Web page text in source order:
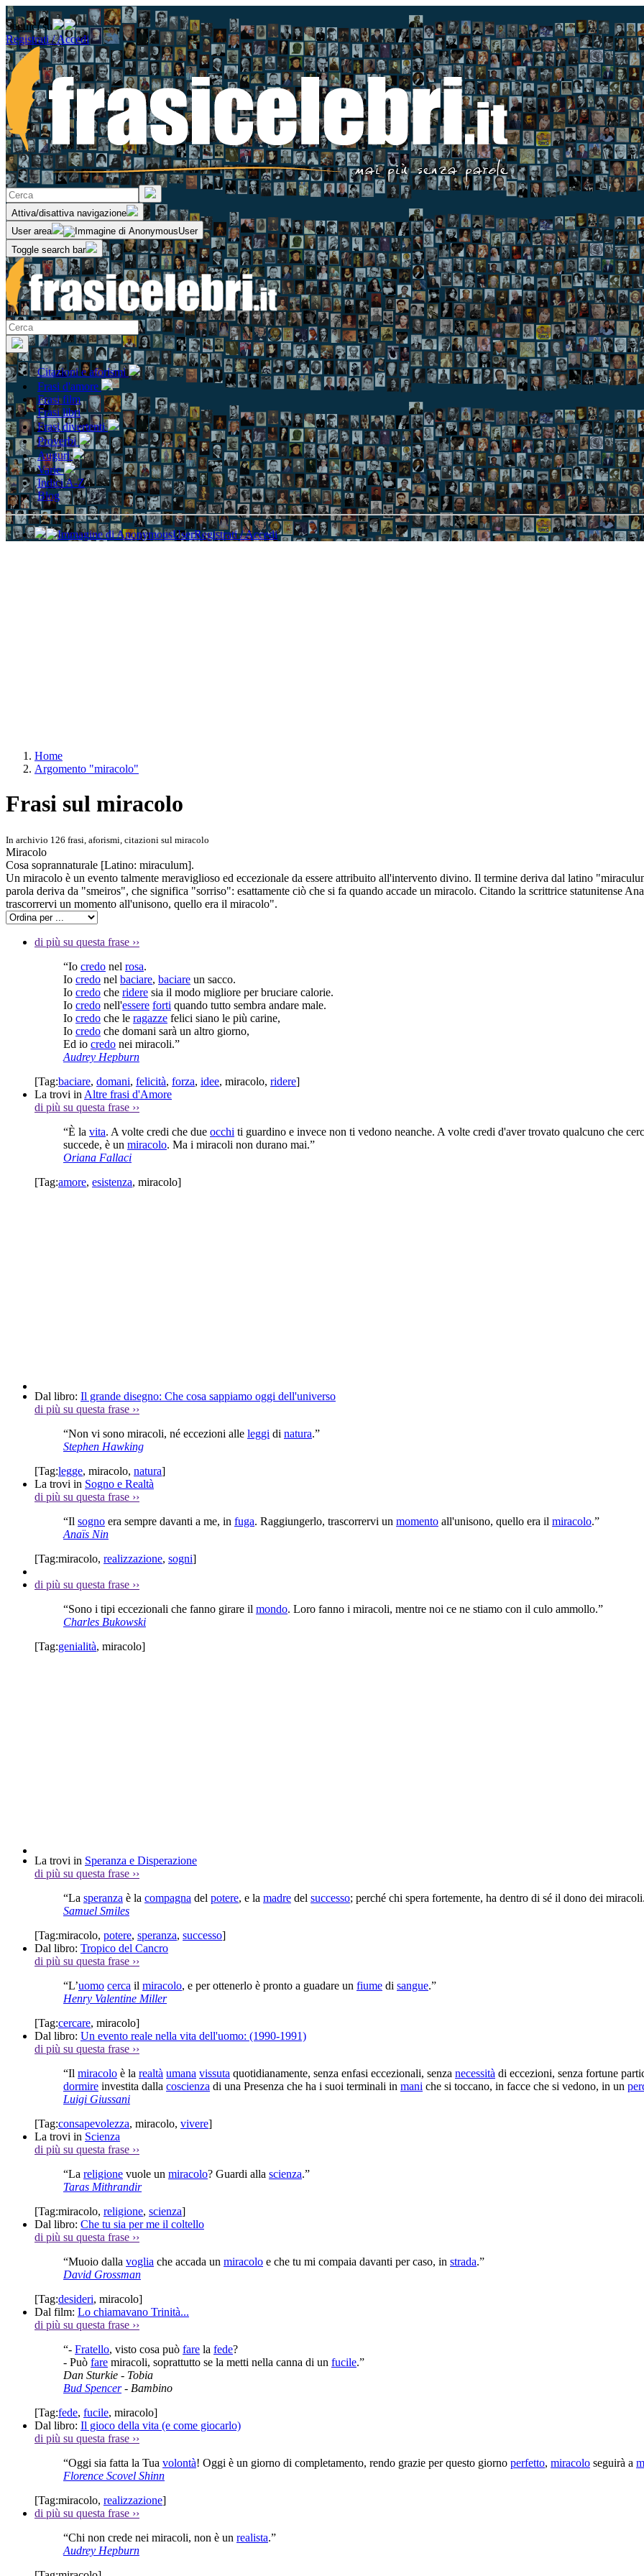
Seguici su
Registrati / Accedi
Attiva/disattiva navigazione
User area
Toggle search bar
Citazioni e aforismi
Frasi d'amore
Frasi film
Frasi libri
Frasi divertenti
Proverbi
Auguri
Varie
Indici A-Z
Blog
Registrati / Accedi
Home
Argomento "miracolo"
Frasi sul miracolo
In archivio 126 frasi, aforismi, citazioni sul miracolo
Miracolo
Cosa soprannaturale [Latino: miraculum].
Un miracolo è un evento talmente meraviglioso ed eccezionale da essere attribuito all'intervento divino. Il termine deriva dal latino
parola deriva da "smeiros", che significa "sorriso": esattamente ciò che si fa quando accade un miracolo. Citando la scrittrice statunitense
trascorrervi un momento all'unisono, quello era il miracolo".
di più su questa frase ››
“Io credo nel rosa.
Io credo nel baciare, baciare un sacco.
Io credo che ridere sia il modo migliore per bruciare calorie.
Io credo nell'essere forti quando tutto sembra andare male.
Io credo che le ragazze felici siano le più carine,
Io credo che domani sarà un altro giorno,
Ed io credo nei miracoli.”
Audrey Hepburn
[Tag:baciare, domani, felicità, forza, idee, miracolo, ridere]
La trovi in Altre frasi d'Amore
di più su questa frase ››
“È la vita. A volte credi che due occhi ti guardino e invece non ti vedono neanche. A volte credi d'aver trovato qualcuno che
succede, è un miracolo. Ma i miracoli non durano mai.”
Oriana Fallaci
[Tag:amore, esistenza, miracolo]
Dal libro: Il grande disegno: Che cosa sappiamo oggi dell'universo
di più su questa frase ››
“Non vi sono miracoli, né eccezioni alle leggi di natura.”
Stephen Hawking
[Tag:legge, miracolo, natura]
La trovi in Sogno e Realtà
di più su questa frase ››
“Il sogno era sempre davanti a me, in fuga. Raggiungerlo, trascorrervi un momento all'unisono, quello era il miracolo.”
Anaïs Nin
[Tag:miracolo, realizzazione, sogni]
di più su questa frase ››
“Sono i tipi eccezionali che fanno girare il mondo. Loro fanno i miracoli, mentre noi ce ne stiamo con il culo ammollo.”
Charles Bukowski
[Tag:genialità, miracolo]
La trovi in Speranza e Disperazione
di più su questa frase ››
“La speranza è la compagna del potere, e la madre del successo; perché chi spera fortemente, ha dentro di sé il dono dei
Samuel Smiles
[Tag:miracolo, potere, speranza, successo]
Dal libro: Tropico del Cancro
di più su questa frase ››
“L’uomo cerca il miracolo, e per ottenerlo è pronto a guadare un fiume di sangue.”
Henry Valentine Miller
[Tag:cercare, miracolo]
Dal libro: Un evento reale nella vita dell'uomo: (1990-1991)
di più su questa frase ››
“Il miracolo è la realtà umana vissuta quotidianamente, senza enfasi eccezionali, senza necessità di eccezioni, senza fortune
dormire investita dalla coscienza di una Presenza che ha i suoi terminali in mani che si toccano, in facce che si vedono, in un
Luigi Giussani
[Tag:consapevolezza, miracolo, vivere]
La trovi in Scienza
di più su questa frase ››
“La religione vuole un miracolo? Guardi alla scienza.”
Taras Mithrandir
[Tag:miracolo, religione, scienza]
Dal libro: Che tu sia per me il coltello
di più su questa frase ››
“Muoio dalla voglia che accada un miracolo e che tu mi compaia davanti per caso, in strada.”
David Grossman
[Tag:desideri, miracolo]
Dal film: Lo chiamavano Trinità...
di più su questa frase ››
“- Fratello, visto cosa può fare la fede?
- Può fare miracoli, soprattutto se la metti nella canna di un fucile.”
Dan Sturkie - Tobia
Bud Spencer- Bambino
[Tag:fede, fucile, miracolo]
Dal libro: Il gioco della vita (e come giocarlo)
di più su questa frase ››
“Oggi sia fatta la Tua volontà! Oggi è un giorno di completamento, rendo grazie per questo giorno perfetto, miracolo seguirà a
Florence Scovel Shinn
[Tag:miracolo, realizzazione]
di più su questa frase ››
“Chi non crede nei miracoli, non è un realista.”
Audrey Hepburn